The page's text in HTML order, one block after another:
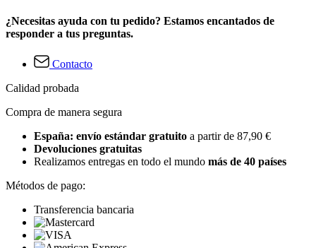
¿Necesitas ayuda con tu pedido? Estamos encantados de
responder a tus preguntas.
Contacto
Calidad probada
Compra de manera segura
España: envío estándar gratuito a partir de 87,90 €
Devoluciones gratuitas
Realizamos entregas en todo el mundo más de 40 países
Métodos de pago:
Transferencia bancaria